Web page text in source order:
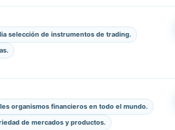
selección de instrumentos de trading.
organismos financieros en todo el mundo.
de mercados y productos.